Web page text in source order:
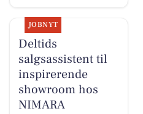
JOBNYT
Deltids
salgsassistent til
inspirerende
showroom hos
NIMARA